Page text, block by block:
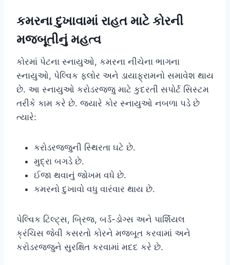
કમરના દુખાવામાં રાહત માટે કોરની
મજબૂતીનું મહત્વ
કોરમાં પેટના સ્નાયુઓ, કમરના નીચેના ભાગના
સ્નાયુઓ, પેલ્વિક ફ્લોર અને ડાયાફ્રામનો સમાવેશ થાય
છે. આ સ્નાયુઓ કરોડરજ્જુ માટે કુદરતી સપોર્ટ સિસ્ટમ
તરીકે કામ કરે છે. જ્યારે કોર સ્નાયુઓ નબળા પડે છે
ત્યારે:
કરોડરજ્જુની સ્થિરતા ઘટે છે.
મુદ્રા બગડે છે.
ઈજા થવાનું જોખમ વધે છે.
કમરનો દુખાવો વધુ વારંવાર થાય છે.
પેલ્વિક ટિલ્ટ્સ, બ્રિજ, બર્ડ-ડોગ્સ અને પાર્શિયલ
ક્રંચિસ જેવી કસરતો કોરને મજબૂત કરવામાં અને
કરોડરજ્જુને સુરક્ષિત કરવામાં મદદ કરે છે.